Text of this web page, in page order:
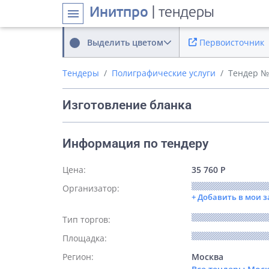
menu Инитпро | тендеры
Выделить цветом Первоисточник
Тендеры Полиграфические услуги Тендер
Изготовление бланка
Информация по тендеру
Цена:
35 760 Р
Организатор:
+ Добавить в мои
Тип торгов:
Площадка:
Регион:
Москва